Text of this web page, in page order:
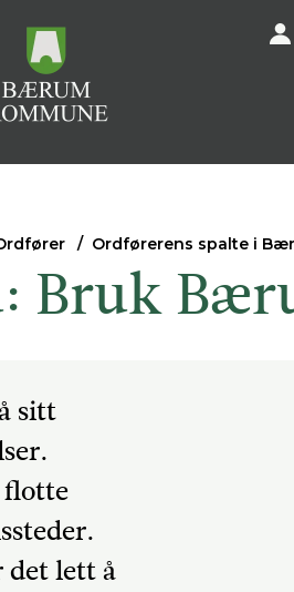
Ordførerens spalte i
Bruk
sitt
det lett å